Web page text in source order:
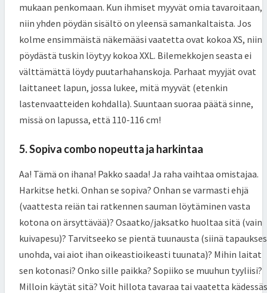
mukaan penkomaan. Kun ihmiset myyvät omia tavaroitaan,
niin yhden pöydän sisältö on yleensä samankaltaista. Jos
kolme ensimmäistä näkemääsi vaatetta ovat kokoa XS, niin
pöydästä tuskin löytyy kokoa XXL. Bilemekkojen seasta ei
välttämättä löydy puutarhahanskoja. Parhaat myyjät ovat
laittaneet lapun, jossa lukee, mitä myyvät (etenkin
lastenvaatteiden kohdalla). Suuntaan suoraa päätä sinne,
missä on lapussa, että 110-116 cm!
5. Sopiva combo nopeutta ja harkintaa
Aa! Tämä on ihana! Pakko saada! Ja raha vaihtaa omistajaa.
Harkitse hetki. Onhan se sopiva? Onhan se varmasti ehjä
(vaattesta reiän tai ratkennen sauman löytäminen vasta
kotona on ärsyttävää)? Osaatko/jaksatko huoltaa sitä (vain
kuivapesu)? Tarvitseeko se pientä tuunausta (siinä
unohda, vai aiot ihan oikeastioikeasti tuunata)? Mihin laitat
sen kotonasi? Onko sille paikka? Sopiiko se muuhun tyyliisi?
Milloin käytät sitä? Voit hillota tavaraa tai vaatetta